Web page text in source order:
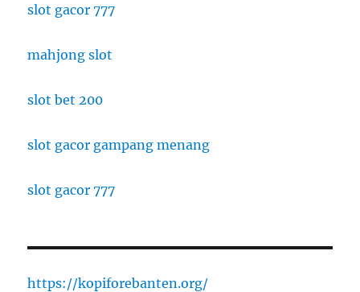
slot gacor 777
mahjong slot
slot bet 200
slot gacor gampang menang
slot gacor 777
https://kopiforebanten.org/